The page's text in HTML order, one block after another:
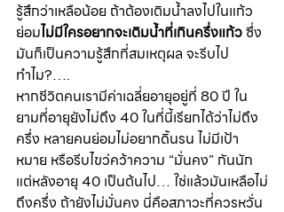
รู้สึกว่าเหลือน้อย ถ้าต้องเติมน้ำลงไปในแก้ว
ย่อมไม่มีใครอยากจะเติมน้ำที่เกินครึ่งแก้ว ซึ่ง
มันก็เป็นความรู้สึกที่สมเหตุผล จะรีบไป
ทำไม?….
หากชีวิตคนเรามีค่าเฉลี่ยอายุอยู่ที่ 80 ปี ใน
ยามที่อายุยังไม่ถึง 40 ในที่นี้เรียกได้ว่าไม่ถึง
ครึ่ง หลายคนย่อมไม่อยากดิ้นรน ไม่มีเป้า
หมาย หรือรีบไขว่คว้าความ “มั่นคง” กันนัก
แต่หลังอายุ 40 เป็นต้นไป… ใช่แล้วมันเหลือไม่
ถึงครึ่ง ถ้ายังไม่มั่นคง นี่คือสภาวะที่ควรหวั่น